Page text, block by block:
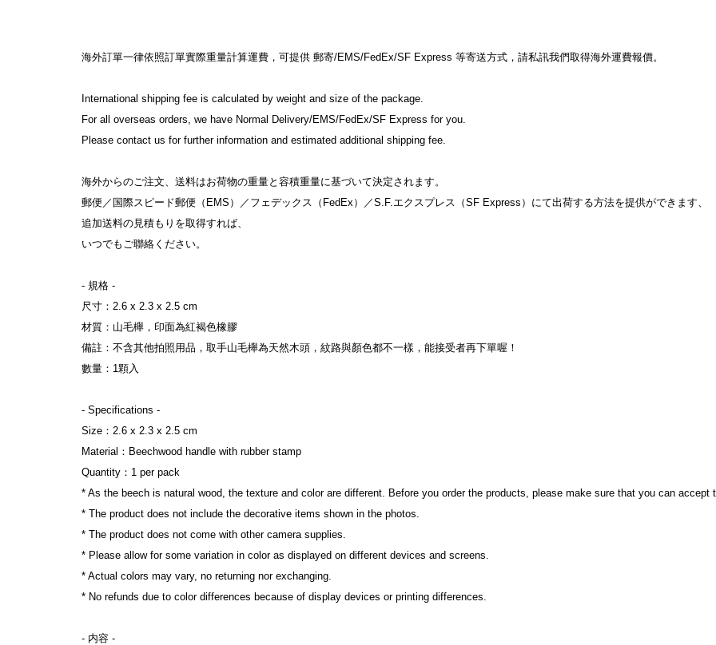
海外訂單一律依照訂單實際重量計算運費，可提供 郵寄/EMS/FedEx/SF Express 等寄送方式，請私訊我們取得海外運費報價。
International shipping fee is calculated by weight and size of the package.
For all overseas orders, we have Normal Delivery/EMS/FedEx/SF Express for you.
Please contact us for further information and estimated additional shipping fee.
海外からのご注文、送料はお荷物の重量と容積重量に基づいて決定されます。
郵便／国際スピード郵便（EMS）／フェデックス（FedEx）／S.F.エクスプレス（SF Express）にて出荷する方法を提供ができます、
追加送料の見積もりを取得すれば、
いつでもご聯絡ください。
- 規格 -
尺寸：2.6 x 2.3 x 2.5 cm
材質：山毛櫸，印面為紅褐色橡膠
備註：不含其他拍照用品，取手山毛櫸為天然木頭，紋路與顏色都不一樣，能接受者再下單喔！
數量：1顆入
- Specifications -
Size：2.6 x 2.3 x 2.5 cm
Material：Beechwood handle with rubber stamp
Quantity：1 per pack
* As the beech is natural wood, the texture and color are different. Before you order the products, please make sure that you can accept
* The product does not include the decorative items shown in the photos.
* The product does not come with other camera supplies.
* Please allow for some variation in color as displayed on different devices and screens.
* Actual colors may vary, no returning nor exchanging.
* No refunds due to color differences because of display devices or printing differences.
- 内容 -